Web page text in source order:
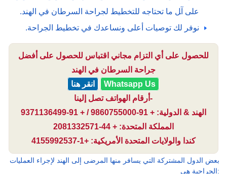
ﻋﻠﻰ آﻞ ﻣﺎ ﺗﺤﺘﺎﺟﻪ ﻟﻠﺘﺨﻄﻴﻂ ﻟﺠﺮاﺣﺔ اﻟﺴﺮﻃﺎن ﻓﻲ اﻟﻬﻨﺪ.
ﻧﻮﻓﺮ ﻟﻚ ﺗﻮﺻﻴﺎت أﻋﻠﻰ وﻧﺴﺎﻋﺪك ﻓﻲ ﺗﺨﻄﻴﻂ اﻟﺠﺮاﺣﺔ.
للحصول على أي التزام مجاني اقتباس للحصول على أفضل
جراحة السرطان في الهند
انقر هنا
Whatsapp Us
أرقام الهواتف تصل إلينا-
الهند & الدولية: + 91-9860755000 / + 91-9371136499
المملكة المتحدة: + 44-2081332571
كندا والولايات المتحدة الأمريكية: +1-4155992537
بعض الدول المشتركة التي يسافر منها المرضى إلى الهند لإجراء العمليات
الجراحية هي: